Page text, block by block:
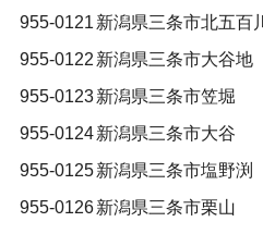
955-0121 新潟県三条市北五百川
955-0122 新潟県三条市大谷地
955-0123新潟県三条市笠堀
955-0124新潟県三条市大谷
955-0125新潟県三条市塩野渕
955-0126新潟県三条市栗山